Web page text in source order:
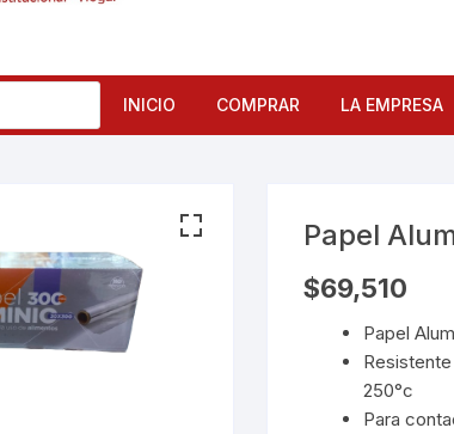
INICIO COMPRAR
Electrodomésticos
LA EMPRESA
Papel
$69,510
Papel
250°c
Para